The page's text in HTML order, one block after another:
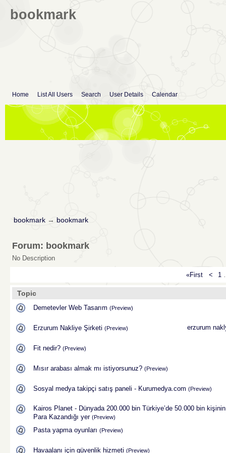
bookmark
Home List All Users Search User Details Calendar
bookmark→ bookmark
Forum: bookmark
No Description
«First < 1
Topic
Demetevler Web Tasarım (Preview)
Erzurum Nakliye Şirketi erzurum
(Preview)
Fit nedir? (Preview)
Mısır arabası almak mı istiyorsunuz? (Preview)
Sosyal medya takipçi satış paneli - Kurumedya.com (Preview)
Kairos Planet - Dünyada 200.000 bin Türkiye’de 50.000 bin kişinin
Para Kazandığı yer (Preview)
Pasta yapma oyunları (Preview)
Havaalanı için güvenlik hizmeti (Preview)